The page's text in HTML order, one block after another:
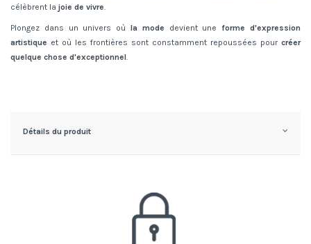
célèbrent la joie de vivre
Plongez dans un univers où la mode devient uneforme d'expression
artistique et où les frontières sont constamment repoussées pour créer
quelque chose d'exceptionnel.
Détails du produit